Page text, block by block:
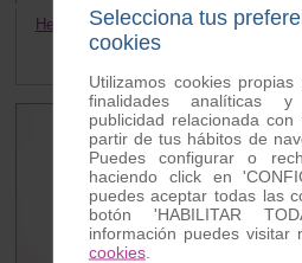
Hexagono adhesivo, mediano
Vespa
Selecciona tus
cookies
Utilizamos cookies
finalidades analíticas
publicidad relacionada
partir de tus hábitos de
Puedes configurar o
haciendo click en
puedes aceptar todas las
botón 'HABILITAR
información puedes visitar
cookies.